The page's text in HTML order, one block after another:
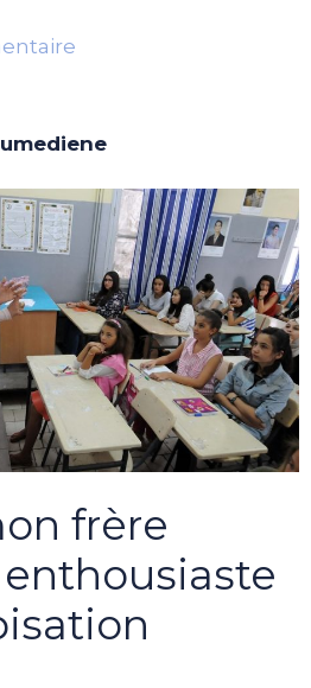
frère